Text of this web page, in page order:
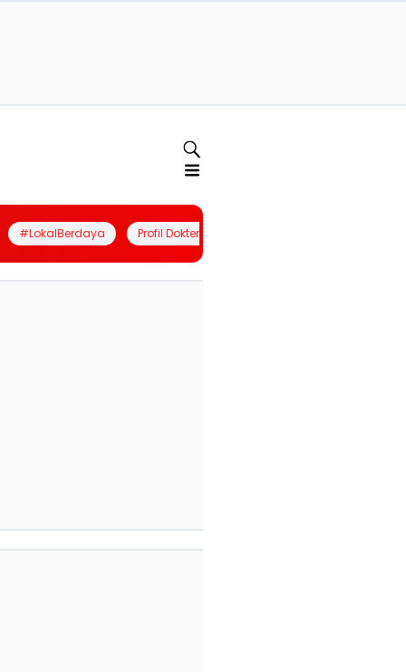
#LokalBerdaya Profil Dokter